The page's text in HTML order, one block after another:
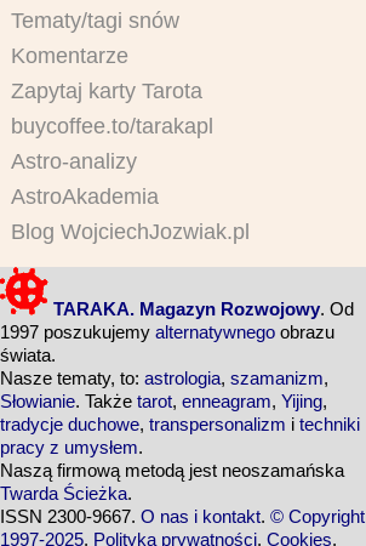
Tematy/tagi snów
Komentarze
Zapytaj karty Tarota
buycoffee.to/tarakapl
Astro-analizy
AstroAkademia
Blog WojciechJozwiak.pl
TARAKA. Magazyn Rozwojowy. Od
1997 poszukujemy alternatywnego obrazu
świata.
Nasze tematy, to: astrologia, szamanizm,
Słowianie. Także tarot, enneagram, Yijing,
tradycje duchowe, transpersonalizm i techniki
pracy z umysłem.
Naszą firmową metodą jest neoszamańska
Twarda Ścieżka.
ISSN 2300-9667. O nas i kontakt. © Copyright
1997-2025. Polityka prywatności. Cookies.